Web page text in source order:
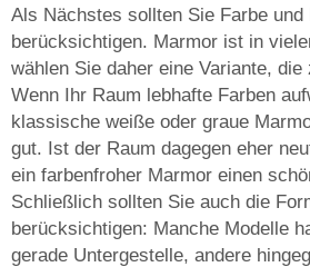
Als Nächstes sollten Sie Farbe und
berücksichtigen. Marmor ist in
wählen Sie daher eine Variante,
Wenn Ihr Raum lebhafte Farben
klassische weiße oder graue
gut. Ist der Raum dagegen eher
ein farbenfroher Marmor einen
Schließlich sollten Sie auch die
berücksichtigen: Manche Modelle
gerade Untergestelle, andere